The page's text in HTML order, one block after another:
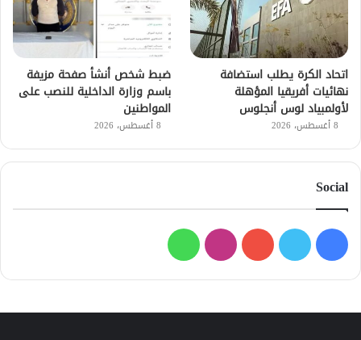
اتحاد الكرة يطلب استضافة
نهائيات أفريقيا المؤهلة
لأولمبياد لوس أنجلوس
8 أغسطس، 2026
ضبط شخص أنشأ صفحة مزيفة
باسم وزارة الداخلية للنصب على
المواطنين
8 أغسطس، 2026
Social
فيسبوك
تويتر يوتيوبانستقرامواتساب